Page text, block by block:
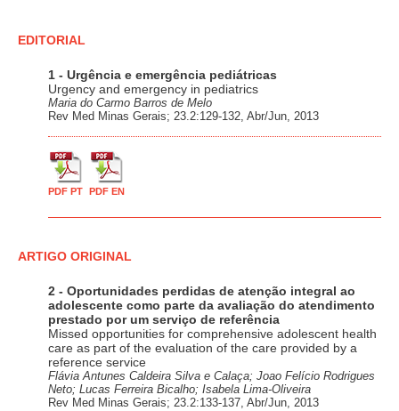
EDITORIAL
1 - Urgência e emergência pediátricas
Urgency and emergency in pediatrics
Maria do Carmo Barros de Melo
Rev Med Minas Gerais; 23.2:129-132, Abr/Jun, 2013
PDF PT PDF EN
ARTIGO ORIGINAL
2 - Oportunidades perdidas de atenção integral ao
adolescente como parte da avaliação do atendimento
prestado por um serviço de referência
Missed opportunities for comprehensive adolescent health
care as part of the evaluation of the care provided by a
reference service
Flávia Antunes Caldeira Silva e Calaça; Joao Felício Rodrigues
Neto; Lucas Ferreira Bicalho; Isabela Lima-Oliveira
Rev Med Minas Gerais; 23.2:133-137, Abr/Jun, 2013